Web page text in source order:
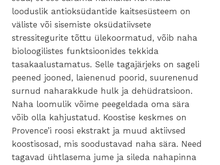
looduslik antioksüdantide kaitsesüsteem on
väliste või sisemiste oksüdatiivsete
stressitegurite tõttu ülekoormatud, võib naha
bioloogilistes funktsioonides tekkida
tasakaalustamatus. Selle tagajärjeks on sageli
peened jooned, laienenud poorid, suurenenud
surnud naharakkude hulk ja dehüdratsioon.
Naha loomulik võime peegeldada oma sära
võib olla kahjustatud. Koostise keskmes on
Provence’i roosi ekstrakt ja muud aktiivsed
koostisosad, mis soodustavad naha sära. Need
tagavad ühtlasema jume ja sileda nahapinna